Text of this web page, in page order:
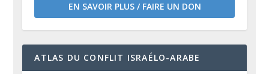
EN SAVOIR PLUS / FAIRE UN DON
ATLAS DU CONFLIT ISRAÉLO-ARABE